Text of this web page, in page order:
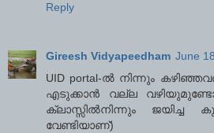
Reply
Gireesh Vidyapeedham June
UID portal-ല്‍ നിന്നും
എടുക്കാന്‍ വല്ല
ക്ലാസ്സില്‍നിന്നും ജയിച്ച
വേണ്ടിയാണ്)